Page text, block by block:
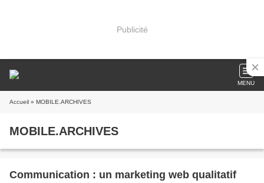
Publicité
MENU
Accueil » MOBILE.ARCHIVES
MOBILE.ARCHIVES
Communication : un marketing web qualitatif